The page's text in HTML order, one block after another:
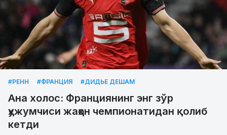
#РЕНН #ФРАНЦИЯ #ДИДЬЕ ДЕШАМ
Ана холос: Франциянинг энг зўр
ҳужумчиси жаҳон чемпионатидан қолиб
кетди